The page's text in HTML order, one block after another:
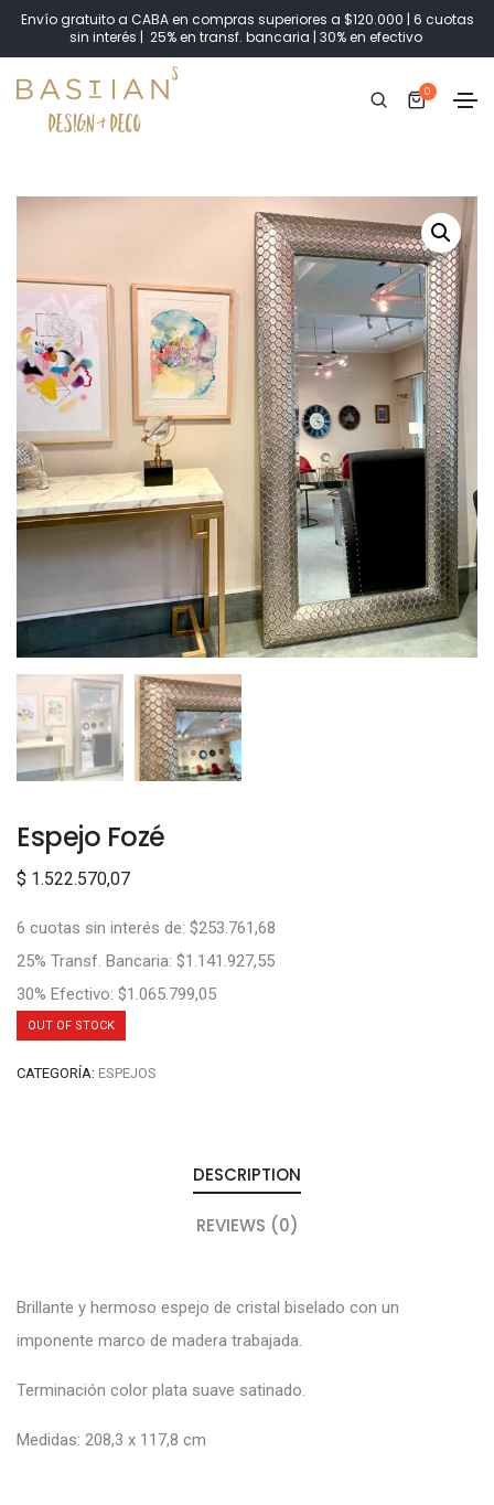
Envío gratuito a CABA en compras superiores a $120.000 | 6 cuotas
sin interés | 25% en transf. bancaria | 30% en efectivo
0
Espejo Fozé
$ 1.522.570,07
6 cuotas sin interés de: $253.761,68
25% Transf. Bancaria: $1.141.927,55
30% Efectivo: $1.065.799,05
OUT OF STOCK
CATEGORÍA: ESPEJOS
DESCRIPTION
REVIEWS (0)
Brillante y hermoso espejo de cristal biselado con un
imponente marco de madera trabajada.
Terminación color plata suave satinado.
Medidas: 208,3 x 117,8 cm